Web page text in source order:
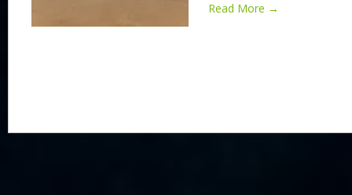
Read More →